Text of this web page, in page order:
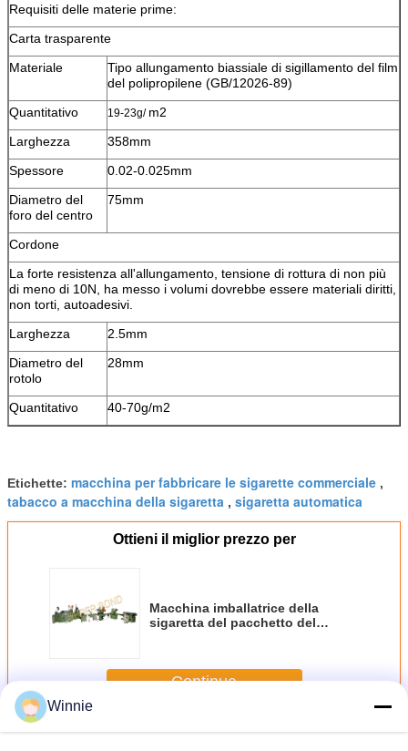
Requisiti delle materie prime:
Carta trasparente
Materiale
Tipo allungamento biassiale di sigillamento del film
del polipropilene (GB/12026-89)
Quantitativo
19-23g/ m2
Larghezza
358mm
Spessore
0.02-0.025mm
Diametro del
foro del centro
75mm
Cordone
La forte resistenza all'allungamento, tensione di rottura di non più
di meno di 10N, ha messo i volumi dovrebbe essere materiali diritti,
non torti, autoadesivi.
Larghezza
2.5mm
Diametro del
rotolo
28mm
Quantitativo 40-70g/m2
Etichette: macchina per fabbricare le sigarette commerciale ,
tabacco a macchina della sigaretta , sigaretta automatica
Ottieni il miglior prezzo per
Macchina imballatrice della
sigaretta del pacchetto del
Continua
PiùMacchina imballatrice sigaretta
Winnie